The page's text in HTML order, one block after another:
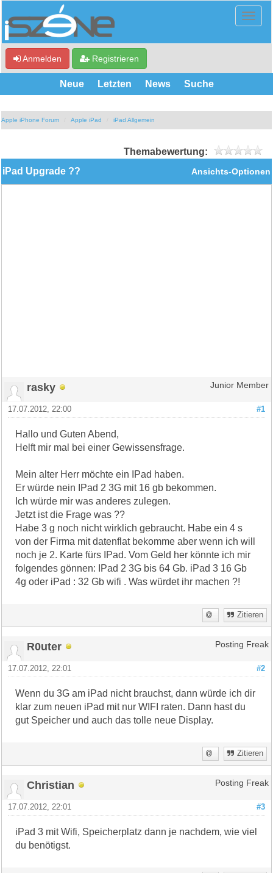
Anmelden Registrieren
Neue Letzten News Suche
Apple iPhone Forum Apple iPad iPad Allgemein
Themabewertung:
Ansichts-Optionen
iPad Upgrade ??
rasky Junior Member
#1
17.07.2012, 22:00
Hallo und Guten Abend,
Helft mir mal bei einer Gewissensfrage.
Mein alter Herr möchte ein IPad haben.
Er würde nein IPad 2 3G mit 16 gb bekommen.
Ich würde mir was anderes zulegen.
Jetzt ist die Frage was ??
Habe 3 g noch nicht wirklich gebraucht. Habe ein 4 s
von der Firma mit datenflat bekomme aber wenn ich will
noch je 2. Karte fürs IPad. Vom Geld her könnte ich mir
folgendes gönnen: IPad 2 3G bis 64 Gb. iPad 3 16 Gb
4g oder iPad : 32 Gb wifi . Was würdet ihr machen ?!
Zitieren
R0uter Posting Freak
#2
17.07.2012, 22:01
Wenn du 3G am iPad nicht brauchst, dann würde ich dir
klar zum neuen iPad mit nur WIFI raten. Dann hast du
gut Speicher und auch das tolle neue Display.
Zitieren
Christian Posting Freak
#3
17.07.2012, 22:01
iPad 3 mit Wifi, Speicherplatz dann je nachdem, wie viel
du benötigst.